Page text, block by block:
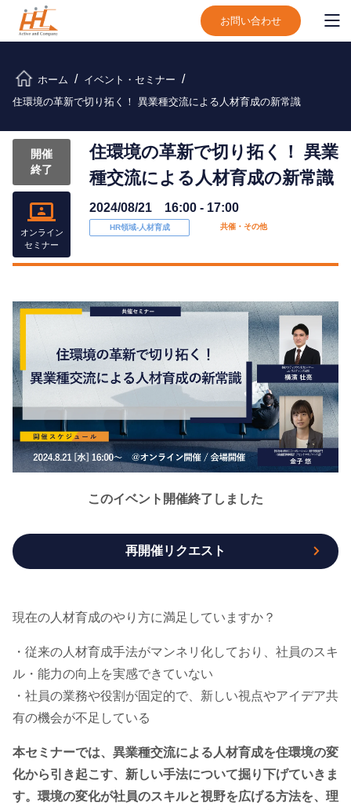
お問い合わせ
ホーム
イベント・セミナー
住環境の革新で切り拓く！ 異業種交流による人材育成の新常識
開催
終了
オンライン
セミナー
住環境の革新で切り拓く！ 異業
種交流による人材育成の新常識
2024/08/21 16:00 - 17:00
HR領域-⼈材育成 共催・その他
現在の人材育成のやり方に満足していますか？
・従来の人材育成手法がマンネリ化しており、社員のスキ
ル・能力の向上を実感できていない
・社員の業務や役割が固定的で、新しい視点やアイデア共
有の機会が不足している
本セミナーでは、異業種交流による人材育成を住環境の変
化から引き起こす、新しい手法について掘り下げていきま
す。環境の変化が社員のスキルと視野を広げる方法を、理
このイベント開催終了しました
再開催リクエスト